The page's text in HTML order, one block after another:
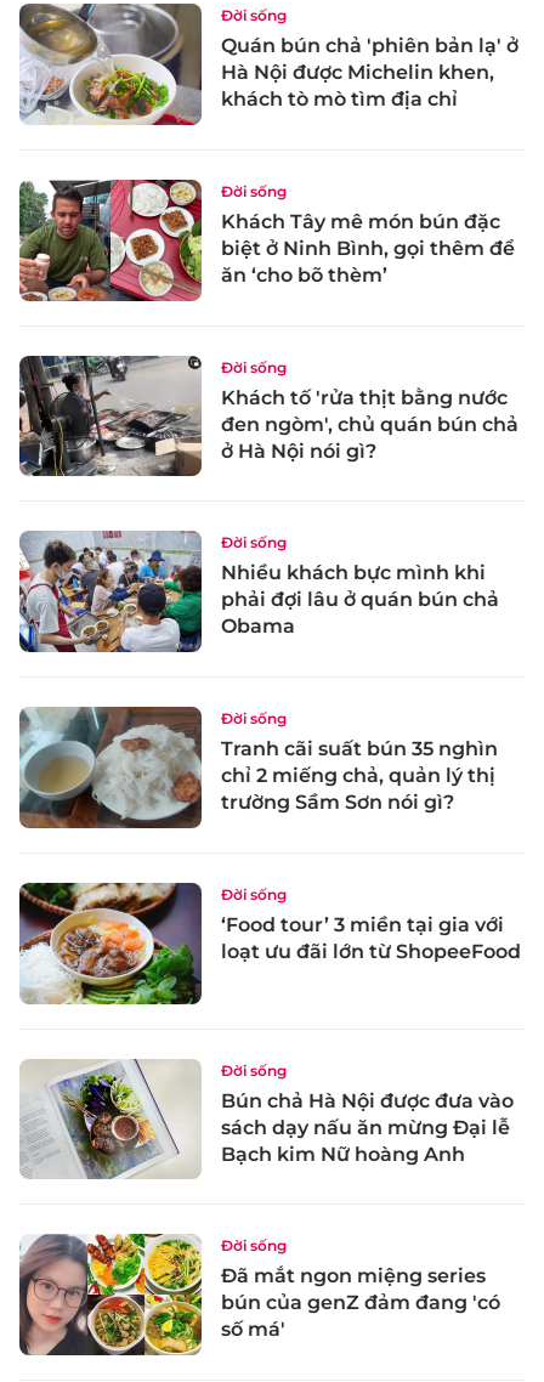
Đời sống
Quán bún chả 'phiên bản lạ' ở
Hà Nội được Michelin khen,
khách tò mò tìm địa chỉ
Đời sống
Khách Tây mê món bún đặc
biệt ở Ninh Bình, gọi thêm để
ăn ‘cho bõ thèm’
Đời sống
Khách tố 'rửa thịt bằng nước
đen ngòm', chủ quán bún chả
ở Hà Nội nói gì?
Đời sống
Nhiều khách bực mình khi
phải đợi lâu ở quán bún chả
Obama
Đời sống
Tranh cãi suất bún 35 nghìn
chỉ 2 miếng chả, quản lý thị
trường Sầm Sơn nói gì?
Đời sống
‘Food tour’ 3 miền tại gia với
loạt ưu đãi lớn từ ShopeeFood
Đời sống
Bún chả Hà Nội được đưa vào
sách dạy nấu ăn mừng Đại lễ
Bạch kim Nữ hoàng Anh
Đời sống
Đã mắt ngon miệng series
bún của genZ đảm đang 'có
số má'